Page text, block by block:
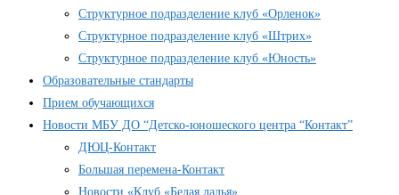
Структурное подразделение клуб «Орленок»
Структурное подразделение клуб «Штрих»
Структурное подразделение клуб «Юность»
Образовательные стандарты
Прием обучающихся
Новости МБУ ДО “Детско-юношеского центра “Контакт”
ДЮЦ-Контакт
Большая перемена-Контакт
Новости «Клуб «Белая ладья»